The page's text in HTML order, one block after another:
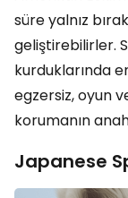
süre yalnız
geliştirebilirler.
kurduklarında
egzersiz, oyun
korumanın
Japanese